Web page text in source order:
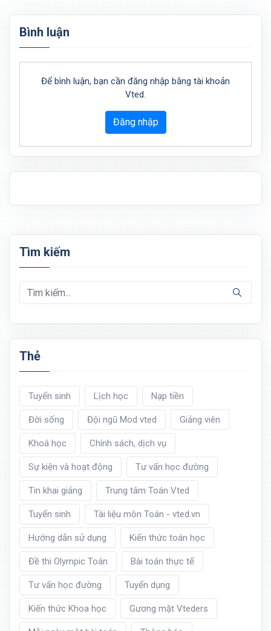
Bình luận
Để bình luận, bạn cần đăng nhập bằng tài khoản
Vted.
Đăng nhập
Tìm kiếm
Thẻ
Tuyển sinh Lịch học Nạp tiền
Đời sống Đội ngũ Mod vted Giảng viên
Khoá học Chính sách, dịch vụ
Sự kiện và hoạt động Tư vấn học đường
Tin khai giảng Trung tâm Toán Vted
Tuyển sinh Tài liệu môn Toán - vted.vn
Hướng dẫn sử dụng Kiến thức toán học
Đề thi Olympic Toán Bài toán thực tế
Tư vấn học đường Tuyển dụng
Kiến thức Khoa học Gương mặt Vteders